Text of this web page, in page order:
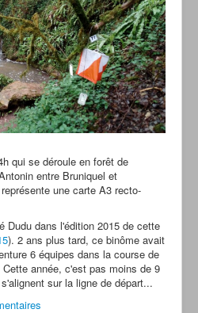
qui se déroule en forêt de
entre Bruniquel et
une carte A3 recto-
Dudu dans l'édition 2015 de cette
). 2 ans plus tard, ce binôme avait
6 équipes dans la course de
Cette année, c'est pas moins de 9
sur la ligne de départ...